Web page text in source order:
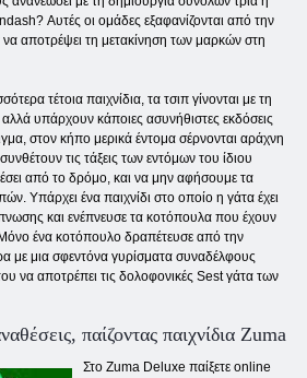
Αυτές οι ομάδες εξαφανίζονται από την
αποτρέψει τη μετακίνηση των μαρκών στη
τέτοια παιχνίδια, τα τσιπ γίνονται με τη
υπάρχουν κάποιες ασυνήθιστες εκδόσεις
στον κήπο μερικά έντομα σέρνονται αράχνη
τις τάξεις των εντόμων του ίδιου
από το δρόμο, και να μην αφήσουμε τα
Υπάρχει ένα παιχνίδι στο οποίο η γάτα έχει
και ενέπνευσε τα κοτόπουλα που έχουν
ένα κοτόπουλο δραπέτευσε από την
με μια σφεντόνα γυρίσματα συναδέλφους
να αποτρέπει τις δολοφονικές Sest γάτα των
παίζοντας παιχνίδια Zuma
Στο Zuma Deluxe παίξετε online